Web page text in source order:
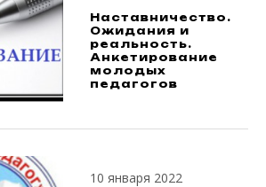
Наставничество.
Ожидания и
реальность.
Анкетирование
молодых
педагогов
10 января 2022